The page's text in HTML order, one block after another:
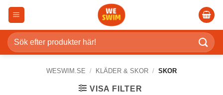
Skip
content
Sök
efter:
WESWIM.SE / KLÄDER & SKOR / SKOR
VISA FILTER